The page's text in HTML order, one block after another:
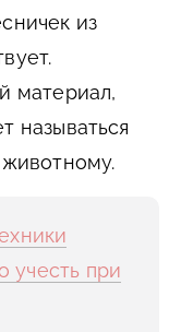
из
материал,
называться
учесть при